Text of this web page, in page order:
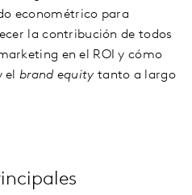
econométrico para
la contribución de todos
en el ROI y cómo
elbrand equity tanto a largo